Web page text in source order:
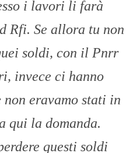
i lavori li farà
Rfi. Se allora tu non
soldi, con il Pnrr
invece ci hanno
eravamo stati in
qui la domanda.
questi soldi